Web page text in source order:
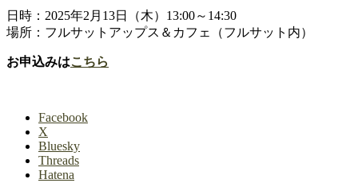
日時：2025年2月13日（木）13:00～14:30
場所：フルサットアップス＆カフェ（フルサット内）
お申込みはこちら
Facebook
X
Bluesky
Threads
Hatena